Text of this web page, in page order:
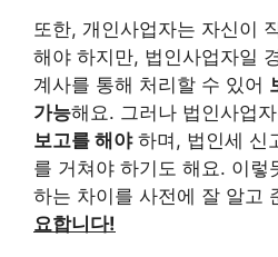
또한, 개인사업자는 자신이
해야 하지만, 법인사업자일
계사를 통해 처리할 수 있어
가능해요. 그러나 법인사업
보고를 해야하며, 법인세 신
를 거쳐야 하기도 해요. 이렇
하는 차이를 사전에 잘 알고
요합니다!